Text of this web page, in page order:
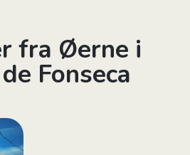
fra Øerne i
Fonseca